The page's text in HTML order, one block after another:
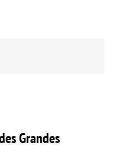
Grandes